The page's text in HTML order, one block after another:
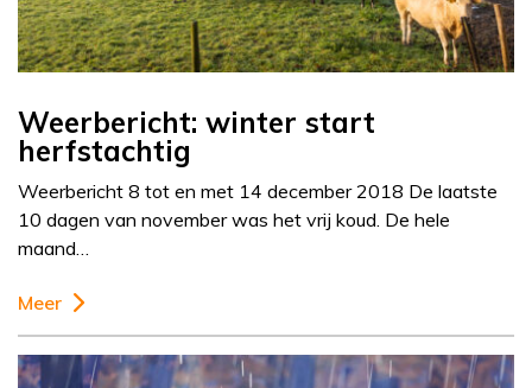
Weerbericht: winter start
herfstachtig
Weerbericht 8 tot en met 14 december 2018 De laatste
10 dagen van november was het vrij koud. De hele
maand…
Meer